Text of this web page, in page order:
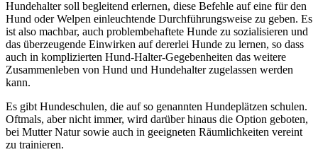
Hundehalter soll begleitend erlernen, diese Befehle auf eine für den
Hund oder Welpen einleuchtende Durchführungsweise zu geben. Es
ist also machbar, auch problembehaftete Hunde zu sozialisieren und
das überzeugende Einwirken auf dererlei Hunde zu lernen, so dass
auch in komplizierten Hund-Halter-Gegebenheiten das weitere
Zusammenleben von Hund und Hundehalter zugelassen werden
kann.
Es gibt Hundeschulen, die auf so genannten Hundeplätzen schulen.
Oftmals, aber nicht immer, wird darüber hinaus die Option geboten,
bei Mutter Natur sowie auch in geeigneten Räumlichkeiten vereint
zu trainieren.